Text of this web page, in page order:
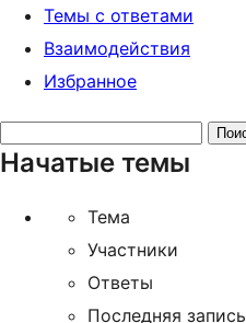
Темы с ответами
Взаимодействия
Избранное
тем:
Начатые темы
Тема
Участники
Ответы
Последняя запись